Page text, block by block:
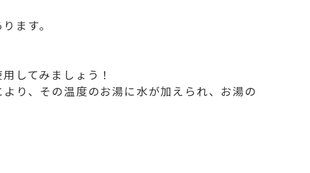
ます。
してみましょう！
り、その温度のお湯に水が加えられ、お湯の